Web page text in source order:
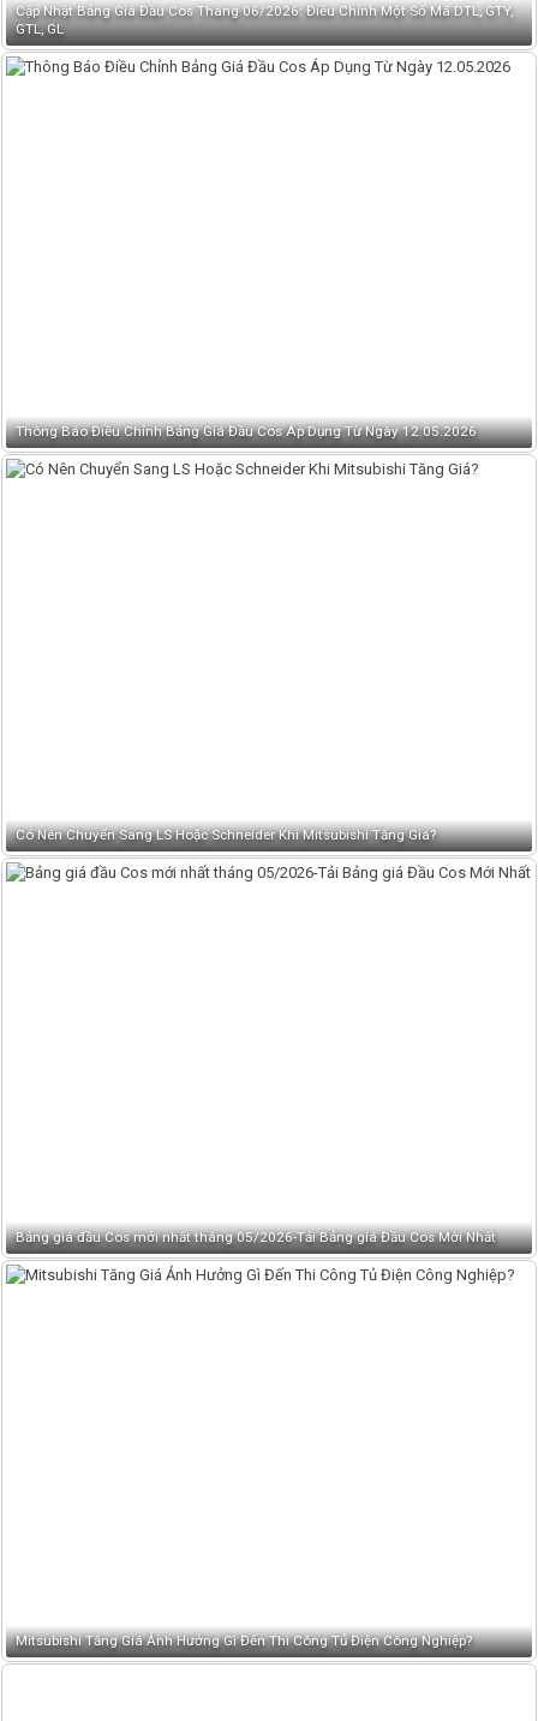
Cập Nhật Bảng Giá Đầu Cos Tháng 06/2026: Điều Chỉnh Một Số Mã DTL, GTY,
GTL, GL
Thông Báo Điều Chỉnh Bảng Giá Đầu Cos Áp Dụng Từ Ngày 12.05.2026
Có Nên Chuyển Sang LS Hoặc Schneider Khi Mitsubishi Tăng Giá?
Bảng giá đầu Cos mới nhất tháng 05/2026-Tải Bảng giá Đầu Cos Mới Nhất
Mitsubishi Tăng Giá Ảnh Hưởng Gì Đến Thi Công Tủ Điện Công Nghiệp?